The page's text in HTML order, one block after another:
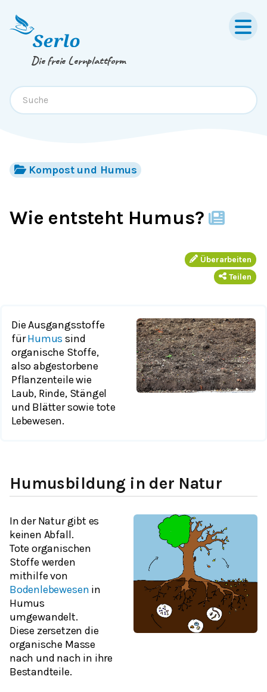
Springe zum
Die freie Lernplattform
Kompost und Humus
Wie entsteht Humus?
Überarbeiten
Teilen
Die Ausgangsstoffe
fürHumus sind
organische Stoffe,
also abgestorbene
Pflanzenteile wie
Laub, Rinde, Stängel
und Blätter sowie tote
Lebewesen.
Humusbildung in der Natur
In der Natur gibt es
keinen Abfall.
Tote organischen
Stoffe werden
mithilfe von
Bodenlebewesen in
Humus
umgewandelt.
Diese zersetzen die
organische Masse
nach und nach in ihre
Bestandteile.